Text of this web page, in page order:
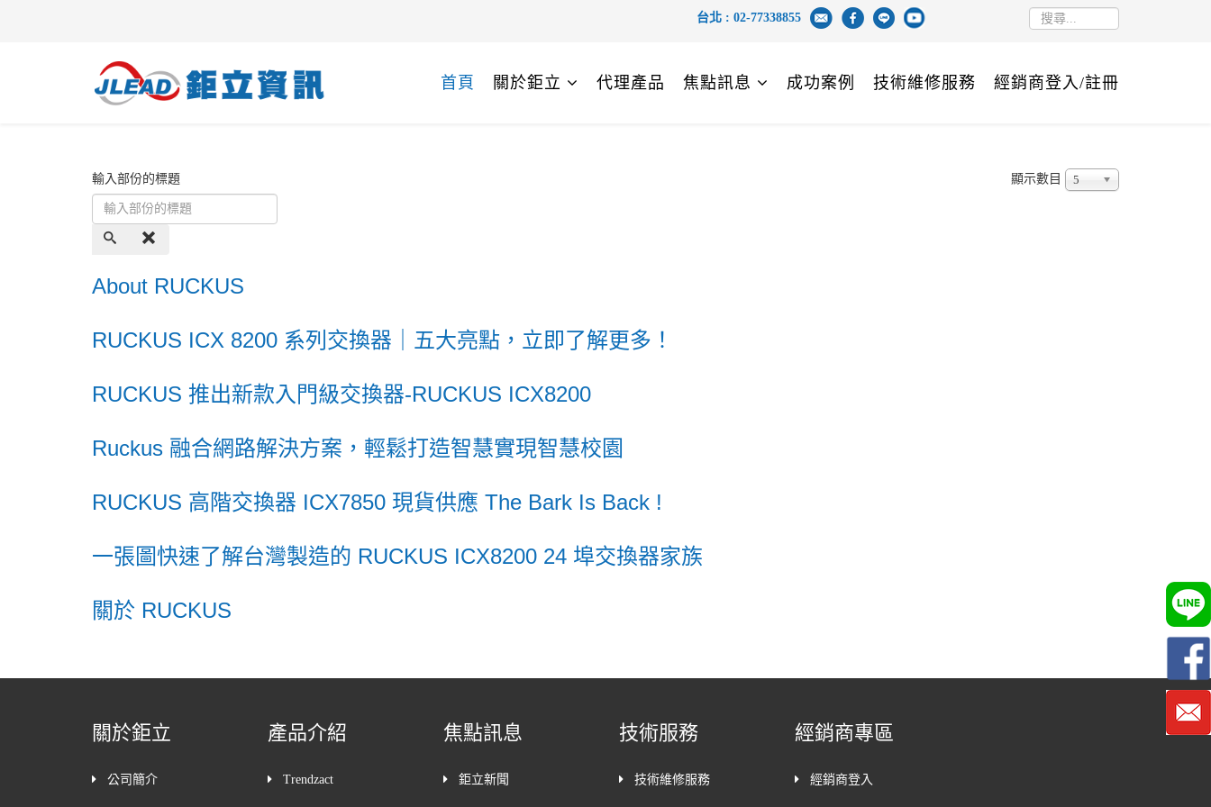
台北 : 02-77338855
首頁 關於鉅立 代理產品 焦點訊息 成功案例 技術維修服務 經銷商登入/註冊
輸入部份的標題 顯示數目 5
About RUCKUS
RUCKUS ICX 8200 系列交換器｜五大亮點，立即了解更多！
RUCKUS 推出新款入門級交換器-RUCKUS ICX8200
Ruckus 融合網路解決方案，輕鬆打造智慧實現智慧校園
RUCKUS 高階交換器 ICX7850 現貨供應 The Bark Is Back !
一張圖快速了解台灣製造的 RUCKUS ICX8200 24 埠交換器家族
關於 RUCKUS
關於鉅立
公司簡介
產品介紹
Trendzact
焦點訊息
鉅立新聞
技術服務
技術維修服務
經銷商專區
經銷商登入